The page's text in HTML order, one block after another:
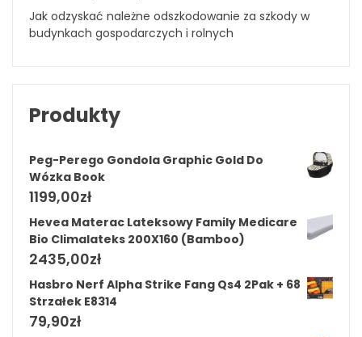
Jak odzyskać należne odszkodowanie za szkody w
budynkach gospodarczych i rolnych
Produkty
Peg-Perego Gondola Graphic Gold Do
Wózka Book
1199,00zł
Hevea Materac Lateksowy Family Medicare
Bio Climalateks 200X160 (Bamboo)
2435,00zł
Hasbro Nerf Alpha Strike Fang Qs4 2Pak + 68
Strzałek E8314
79,90zł